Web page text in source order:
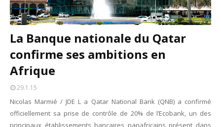
La Banque nationale du Qatar
confirme ses ambitions en
Afrique
29.1.15
Nicolas Marmié / JDE L a Qatar National Bank (QNB) a confirmé
officiellement sa prise de contrôle de 20% de l’Ecobank, un des
principaux établissements bancaires panafricains présent dans